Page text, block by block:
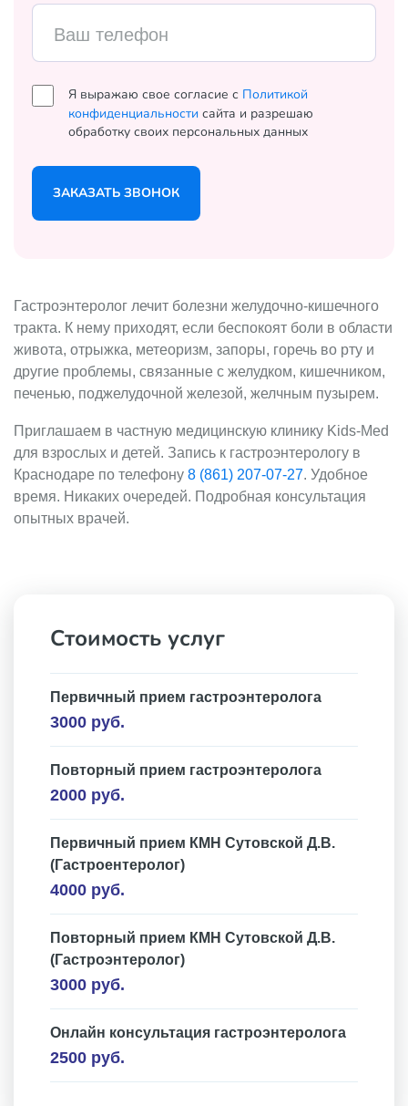
Ваш телефон
Я выражаю свое согласие с Политикой
конфиденциальности сайта и разрешаю
обработку своих персональных данных
ЗАКАЗАТЬ ЗВОНОК
Гастроэнтеролог лечит болезни желудочно-кишечного
тракта. К нему приходят, если беспокоят боли в области
живота, отрыжка, метеоризм, запоры, горечь во рту и
другие проблемы, связанные с желудком, кишечником,
печенью, поджелудочной железой, желчным пузырем.
Приглашаем в частную медицинскую клинику Kids-Med
для взрослых и детей. Запись к гастроэнтерологу в
Краснодаре по телефону 8 (861) 207-07-27. Удобное
время. Никаких очередей. Подробная консультация
опытных врачей.
Стоимость услуг
Первичный прием гастроэнтеролога
3000 руб.
Повторный прием гастроэнтеролога
2000 руб.
Первичный прием КМН Сутовской Д.В.
(Гастроентеролог)
4000 руб.
Повторный прием КМН Сутовской Д.В.
(Гастроэнтеролог)
3000 руб.
Онлайн консультация гастроэнтеролога
2500 руб.